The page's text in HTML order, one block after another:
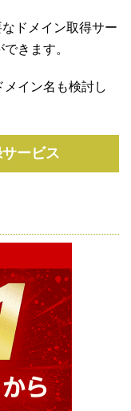
ドメイン取得サー
きます。
メイン名も検討し
ービス